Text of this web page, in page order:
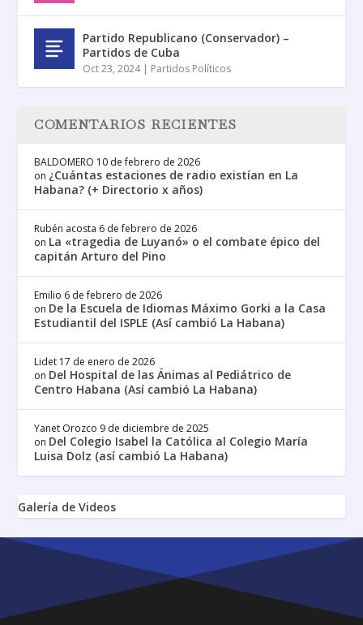
Partido Republicano (Conservador) –
Partidos de Cuba
Oct 23, 2024| Partidos Políticos
COMENTARIOS RECIENTES
BALDOMERO 10 de febrero de 2026
on ¿Cuántas estaciones de radio existían en La
Habana? (+ Directorio x años)
Rubén acosta 6 de febrero de 2026
on La «tragedia de Luyanó» o el combate épico del
capitán Arturo del Pino
Emilio 6 de febrero de 2026
on De la Escuela de Idiomas Máximo Gorki a la Casa
Estudiantil del ISPLE (Así cambió La Habana)
Lidet 17 de enero de 2026
on Del Hospital de las Ánimas al Pediátrico de
Centro Habana (Así cambió La Habana)
Yanet Orozco 9 de diciembre de 2025
on Del Colegio Isabel la Católica al Colegio María
Luisa Dolz (así cambió La Habana)
Galería de Videos